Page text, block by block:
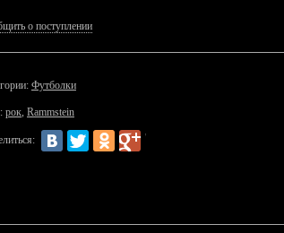
о поступлении
Футболки
рок, Rammstein